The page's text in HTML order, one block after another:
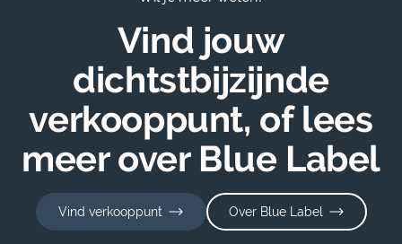
Vind jouw
dichtstbijzijnde
verkooppunt, of lees
meer over Blue Label
Vind verkooppunt Over Blue Label